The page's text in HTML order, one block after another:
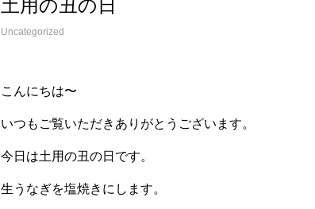
土用の丑の日
Uncategorized
こんにちは〜
いつもご覧いただきありがとうございます。
今日は土用の丑の日です。
生うなぎを塩焼きにします。